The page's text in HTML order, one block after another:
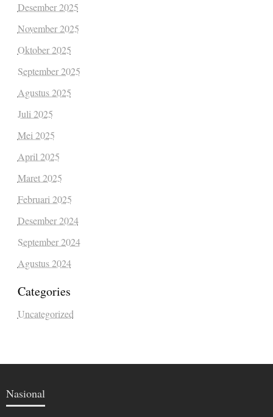
Desember 2025
November 2025
Oktober 2025
September 2025
Agustus 2025
Juli 2025
Mei 2025
April 2025
Maret 2025
Februari 2025
Desember 2024
September 2024
Agustus 2024
Categories
Uncategorized
Nasional